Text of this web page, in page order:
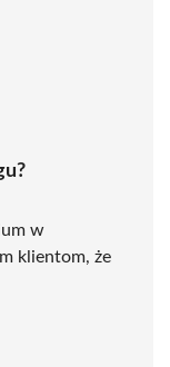
w
klientom, że